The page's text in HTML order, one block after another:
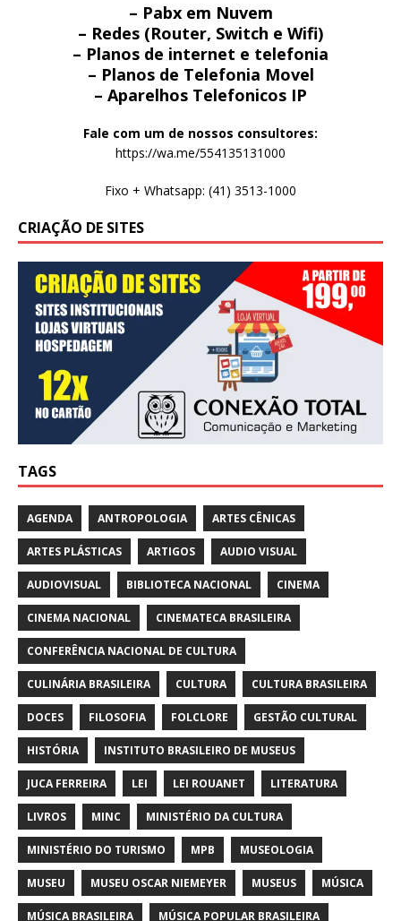
– Pabx em Nuvem
– Redes (Router, Switch e Wifi)
– Planos de internet e telefonia
– Planos de Telefonia Movel
– Aparelhos Telefonicos IP
Fale com um de nossos consultores:
https://wa.me/554135131000
Fixo + Whatsapp: (41) 3513-1000
CRIAÇÃO DE SITES
TAGS
AGENDA ANTROPOLOGIA ARTES CÊNICAS
ARTES PLÁSTICAS ARTIGOS AUDIO VISUAL
AUDIOVISUAL BIBLIOTECA NACIONAL CINEMA
CINEMA NACIONAL CINEMATECA BRASILEIRA
CONFERÊNCIA NACIONAL DE CULTURA
CULINÁRIA BRASILEIRA CULTURA CULTURA BRASILEIRA
DOCES FILOSOFIA FOLCLORE GESTÃO CULTURAL
HISTÓRIA INSTITUTO BRASILEIRO DE MUSEUS
JUCA FERREIRA LEI LEI ROUANET LITERATURA
LIVROS MINC MINISTÉRIO DA CULTURA
MINISTÉRIO DO TURISMO MPB MUSEOLOGIA
MUSEU MUSEU OSCAR NIEMEYER MUSEUS MÚSICA
MÚSICA BRASILEIRA MÚSICA POPULAR BRASILEIRA